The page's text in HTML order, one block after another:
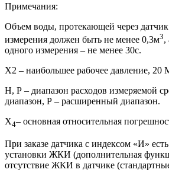
Примечания:
Объем воды, протекающей через датчик
измерения должен быть не менее 0,3м3,
одного измерения – не менее 30с.
Х2 – наибольшее рабочее давление,
Н, Р – диапазон расходов измеряемой
диапазон, Р – расширенный диапазон.
Х4– основная относительная
При заказе датчика с индексом «И»
установки ЖКИ (дополнительная
отсутствие ЖКИ в датчике